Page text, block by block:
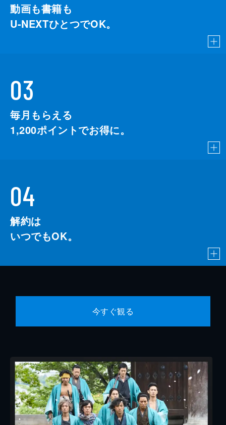
動画も書籍も
U-NEXTひとつでOK。
03
毎月もらえる
1,200ポイントでお得に。
04
解約は
いつでもOK。
今すぐ観る